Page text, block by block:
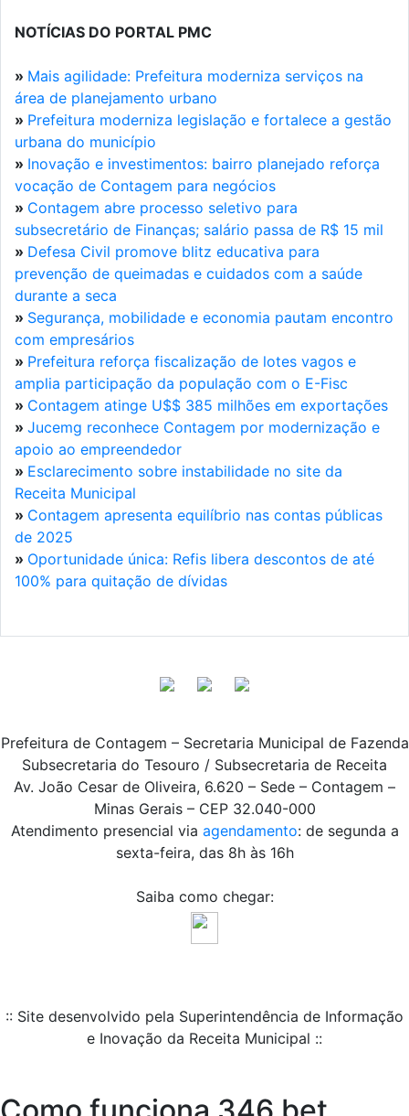
NOTÍCIAS DO PORTAL PMC
» Mais agilidade: Prefeitura moderniza serviços na
área de planejamento urbano
» Prefeitura moderniza legislação e fortalece a gestão
urbana do município
» Inovação e investimentos: bairro planejado reforça
vocação de Contagem para negócios
» Contagem abre processo seletivo para
subsecretário de Finanças; salário passa de R$ 15 mil
» Defesa Civil promove blitz educativa para
prevenção de queimadas e cuidados com a saúde
durante a seca
» Segurança, mobilidade e economia pautam encontro
com empresários
» Prefeitura reforça fiscalização de lotes vagos e
amplia participação da população com o E-Fisc
» Contagem atinge U$$ 385 milhões em exportações
» Jucemg reconhece Contagem por modernização e
apoio ao empreendedor
» Esclarecimento sobre instabilidade no site da
Receita Municipal
» Contagem apresenta equilíbrio nas contas públicas
de 2025
» Oportunidade única: Refis libera descontos de até
100% para quitação de dívidas
Prefeitura de Contagem – Secretaria Municipal de Fazenda
Subsecretaria do Tesouro / Subsecretaria de Receita
Av. João Cesar de Oliveira, 6.620 – Sede – Contagem –
Minas Gerais – CEP 32.040-000
Atendimento presencial via agendamento: de segunda a
sexta-feira, das 8h às 16h
Saiba como chegar:
:: Site desenvolvido pela Superintendência de Informação
e Inovação da Receita Municipal ::